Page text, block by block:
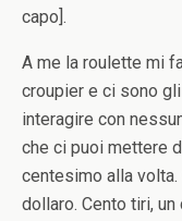
capo].
A me la roulette mi
croupier e ci sono
interagire con
che ci puoi mettere
centesimo alla
dollaro. Cento tiri,